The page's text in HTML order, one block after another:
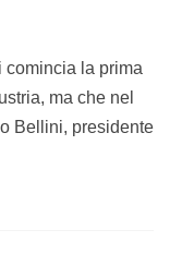
la prima
ma che nel
Bellini, presidente